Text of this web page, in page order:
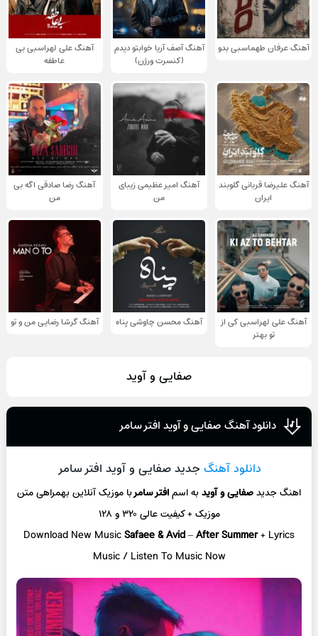
آهنگ عرفان طهماسبی بدو
آهنگ آصف آریا خوابتو دیدم
(کنسرت ورژن)
آهنگ علی لهراسبی بی
عاطفه
آهنگ علیرضا قربانی گلوبند
ایران
آهنگ امیر عظیمی زیبای
من
آهنگ رضا صادقی اگه بی
من
آهنگ علی لهراسبی کی از
تو ‌بهتر
آهنگ محسن چاوشی پناه آهنگ گرشا رضایی من و تو
صفایی و آوید
دانلود آهنگ صفایی و آوید افتر سامر
دانلود آهنگ جدید صفایی و آوید افتر سامر
اهنگ جدیدصفایی و آویدبه اسمافتر سامربا موزیک آنلاینبهمراهی متن
موزیک + کیفیت عالی ۳۲۰ و ۱۲۸
Download New MusicSafaee & Avid–After Summer+ Lyrics
Music / Listen To Music Now